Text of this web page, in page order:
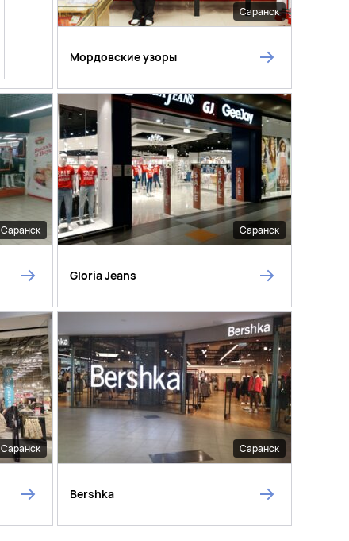
Саранск
Мордовские узоры
Саранск Саранск
Gloria Jeans
Саранск Саранск
Bershka